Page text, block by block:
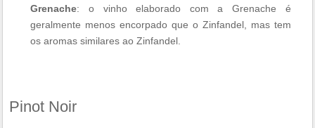
Grenache: o vinho elaborado com a Grenache é
geralmente menos encorpado que o Zinfandel, mas tem
os aromas similares ao Zinfandel.
Pinot Noir